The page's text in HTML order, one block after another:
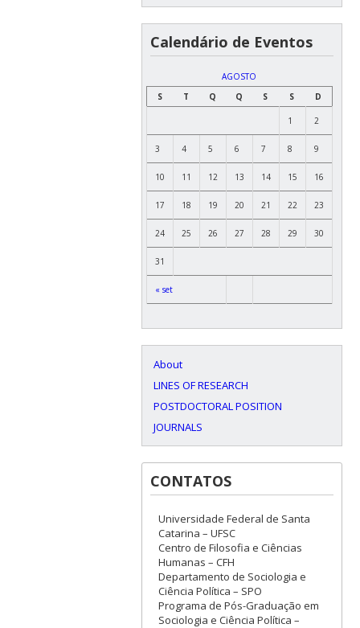
Calendário de Eventos
AGOSTO
S
T Q Q S S D
« set
1 2
3 4 5 6 7 8 9
10 11 12 13 14 15 16
17 18 19 20 21 22 23
24 25 26 27 28 29 30
31
About
LINES OF RESEARCH
POSTDOCTORAL POSITION
JOURNALS
CONTATOS
Universidade Federal de Santa
Catarina – UFSC
Centro de Filosofia e Ciências
Humanas – CFH
Departamento de Sociologia e
Ciência Política – SPO
Programa de Pós-Graduação em
Sociologia e Ciência Política –